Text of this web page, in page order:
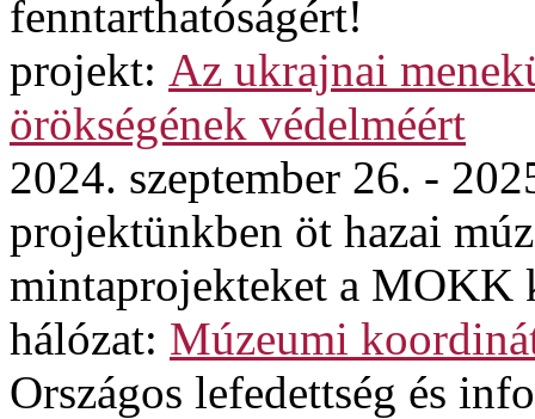
fenntarthatóságért!
projekt: Az ukrajnai
örökségének védelméért
2024. szeptember 26. -
projektünkben öt hazai
mintaprojekteket a MOKK
hálózat: Múzeumi
Országos lefedettség és